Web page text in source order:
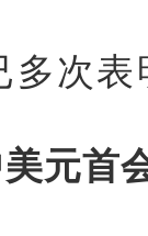
多次
元首